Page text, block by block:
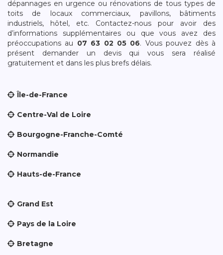
dépannages en urgence ou rénovations de tous types de
toits de locaux commerciaux, pavillons, bâtiments
industriels, hôtel, etc. Contactez-nous pour avoir des
d’informations supplémentaires ou que vous avez des
préoccupations au 07 63 02 05 06. Vous pouvez dès à
présent demander un devis qui vous sera réalisé
gratuitement et dans les plus brefs délais.
Île-de-France
Centre-Val de Loire
Bourgogne-Franche-Comté
Normandie
Hauts-de-France
Grand Est
Pays de la Loire
Bretagne